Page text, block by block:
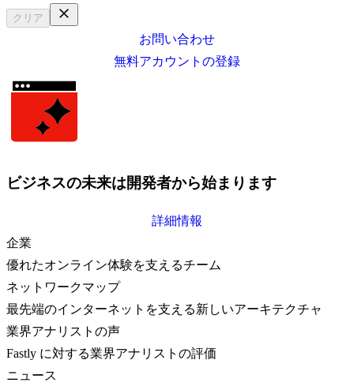
クリア
お問い合わせ
無料アカウントの登録
ビジネスの未来は開発者から始まります
詳細情報
企業
優れたオンライン体験を支えるチーム
ネットワークマップ
最先端のインターネットを支える新しいアーキテクチャ
業界アナリストの声
Fastly に対する業界アナリストの評価
ニュース